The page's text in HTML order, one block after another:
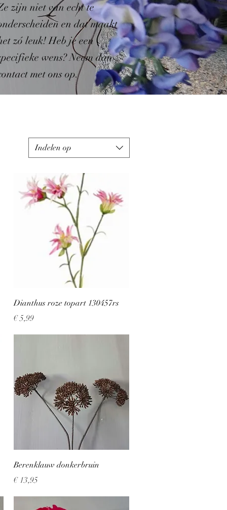
zijn niet van echt te
en dat maakt
zó leuk! Heb je een
wens? Neem dan
met ons op.
Indelen op
Snel overzicht
Dianthus roze topart 130457rs
Prijs
€ 5,99
Snel overzicht
Berenklauw donkerbruin
Prijs
€ 13,95